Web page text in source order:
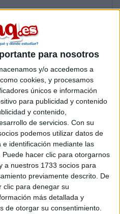
para nosotros
y/o accedemos a
cookies, y procesamos
únicos e información
para publicidad y contenido
y contenido,
de servicios. Con su
podemos utilizar datos de
identificación mediante las
hacer clic para otorgarnos
a nuestros 1733 socios para
previamente descrito. De
clic para denegar su
más detallada y
de otorgar su consentimiento.
bachillerato o FP?